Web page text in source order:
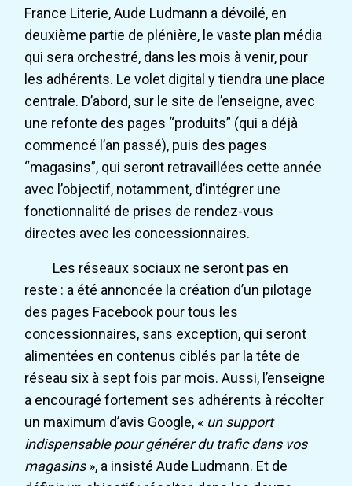
France Literie, Aude Ludmann a dévoilé, en
deuxième partie de plénière, le vaste plan média
qui sera orchestré, dans les mois à venir, pour
les adhérents. Le volet digital y tiendra une place
centrale. D’abord, sur le site de l’enseigne, avec
une refonte des pages “produits” (qui a déjà
commencé l’an passé), puis des pages
“magasins”, qui seront retravaillées cette année
avec l’objectif, notamment, d’intégrer une
fonctionnalité de prises de rendez-vous
directes avec les concessionnaires.
Les réseaux sociaux ne seront pas en
reste : a été annoncée la création d’un pilotage
des pages Facebook pour tous les
concessionnaires, sans exception, qui seront
alimentées en contenus ciblés par la tête de
réseau six à sept fois par mois. Aussi, l’enseigne
a encouragé fortement ses adhérents à récolter
un maximum d’avis Google, « un support
indispensable pour générer du trafic dans vos
magasins», a insisté Aude Ludmann. Et de